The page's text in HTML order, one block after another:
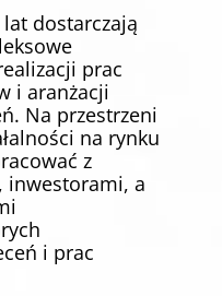
dostarczają
prac
i aranżacji
Na przestrzeni
na rynku
z
inwestorami, a
i prac